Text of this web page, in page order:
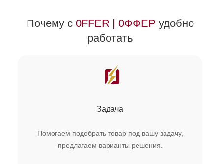
Почему с 0FFER | 0ФФЕР удобно
работать
Задача
Помогаем подобрать товар под вашу задачу,
предлагаем варианты решения.